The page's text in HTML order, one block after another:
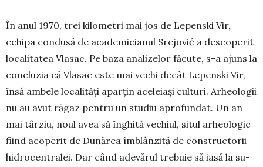
În anul 1970, trei kilometri mai jos de Lepenski Vir,
echipa condusă de academicianul Srejović a descoperit
localitatea Vla­sac. Pe baza ana­lizelor făcute, s-a ajuns la
concluzia că Vlasac este mai vechi decât Le­penski Vir,
însă ambele localităţi apar­ţin ace­leiaşi culturi. Ar­heologii
nu au avut răgaz pen­tru un studiu aprofun­dat. Un an
mai târziu, noul avea să înghită vechiul, situl arheo­logic
fiind acoperit de Dună­rea îm­blânzită de cons­truc­torii
hidro­­centralei. Dar când ade­vărul trebuie să iasă la su­